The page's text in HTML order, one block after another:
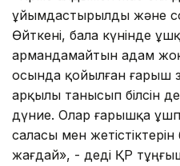
ұйымдастырылды және
Өйткені, бала күнінде
армандамайтын адам
осында қойылған ғарыш
арқылы танысып білсін
дүние. Олар ғарышқа
саласы мен жетістіктерін
жағдай», - деді ҚР